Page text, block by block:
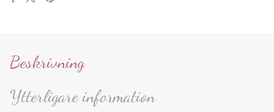
Beskrivning
Ytterligare information